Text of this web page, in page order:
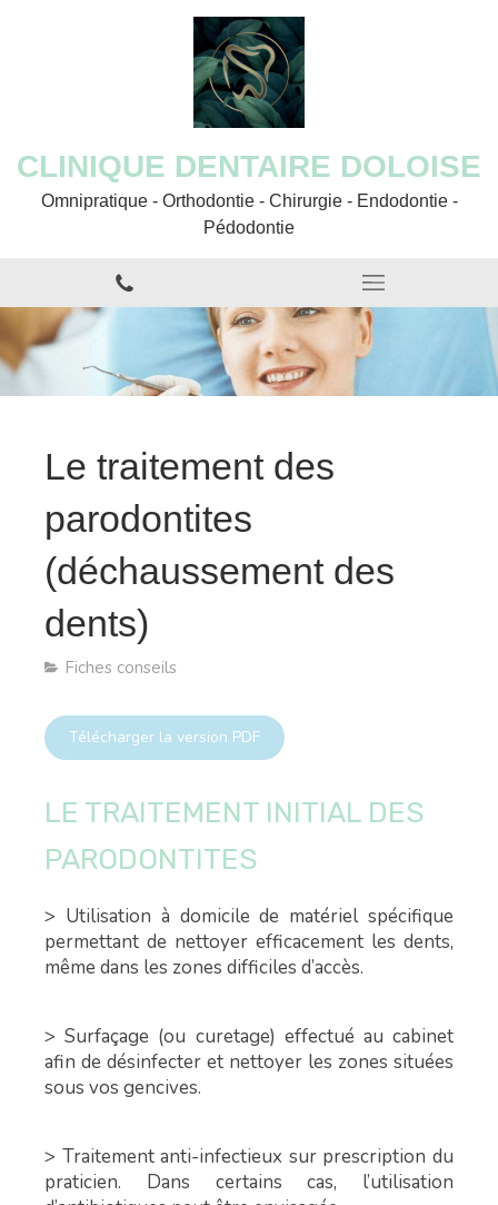
CLINIQUE DENTAIRE DOLOISE
Omnipratique - Orthodontie - Chirurgie - Endodontie -
Pédodontie
Le traitement des
parodontites
(déchaussement des
dents)
Fiches conseils
Télécharger la version PDF
LE TRAITEMENT INITIAL DES
PARODONTITES
> Utilisation à domicile de matériel spécifique
permettant de nettoyer efficacement les dents,
même dans les zones difficiles d’accès.
> Surfaçage (ou curetage) effectué au cabinet
afin de désinfecter et nettoyer les zones situées
sous vos gencives.
> Traitement anti-infectieux sur prescription du
praticien. Dans certains cas, l’utilisation